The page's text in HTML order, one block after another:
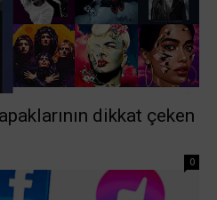
dikkat çeken
0